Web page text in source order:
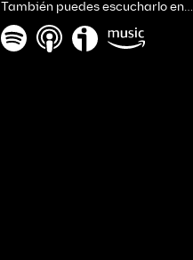
También puedes escucharlo en…